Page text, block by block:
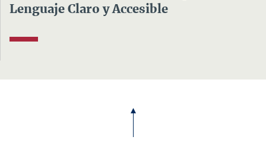
Lenguaje Claro y Accesible